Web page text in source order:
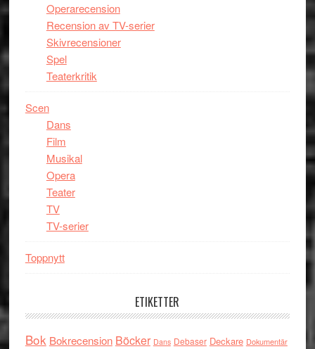
Operarecension
Recension av TV-serier
Skivrecensioner
Spel
Teaterkritik
Scen
Dans
Film
Musikal
Opera
Teater
TV
TV-serier
Toppnytt
ETIKETTER
Bok Bokrecension Böcker Dans Debaser Deckare Dokumentär